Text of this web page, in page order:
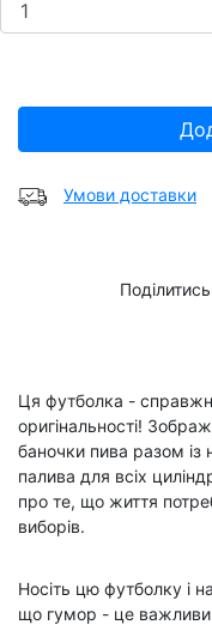
Умови доставки
Ця футболка -
оригінальності!
баночки пива разом із
палива для всіх
про те, що життя
виборів.
Носіть цю футболку і
що гумор - це